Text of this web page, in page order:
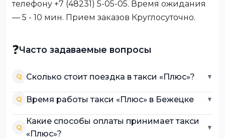
телефону +7 (48231) 5-05-05. Время ожидания
— 5 - 10 мин. Прием заказов Круглосуточно.
❓Часто задаваемые вопросы
Q Сколько стоит поездка в такси «Плюс»? ▼
Q Время работы такси «Плюс» в Бежецке ▼
Q
Какие способы оплаты принимает такси
«Плюс»?
▼